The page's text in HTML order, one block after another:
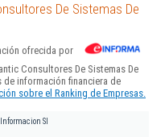
De Sistemas De
ofrecida por
Consultores De Sistemas De
información financiera de
sobre el Ranking de Empresas.
Sl